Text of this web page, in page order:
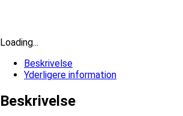
Loading...
Beskrivelse
Yderligere information
Beskrivelse